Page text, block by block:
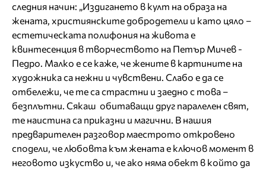
следния начин: „Издигането в култ на образа на
жената, християнските добродетели и като цяло –
естетическата полифония на живота е
квинтесенция в творчеството на Петър Мичев -
Педро. Малко е се каже, че жените в картините на
художника са нежни и чувствени. Слабо е да се
отбележи, че те са страстни и заедно с това –
безплътни. Сякаш обитаващи друг паралелен свят,
те наистина са приказни и магични. В нашия
предварителен разговор маестрото откровено
сподели, че любовта към жената е ключов момент в
неговото изкуство и, че ако няма обект в който да